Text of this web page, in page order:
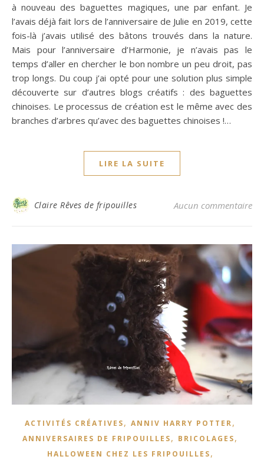
à nouveau des baguettes magiques, une par enfant. Je
l’avais déjà fait lors de l’anniversaire de Julie en 2019, cette
fois-là j’avais utilisé des bâtons trouvés dans la nature.
Mais pour l’anniversaire d’Harmonie, je n’avais pas le
temps d’aller en chercher le bon nombre un peu droit, pas
trop longs. Du coup j’ai opté pour une solution plus simple
découverte sur d’autres blogs créatifs : des baguettes
chinoises. Le processus de création est le même avec des
branches d’arbres qu’avec des baguettes chinoises !…
LIRE LA SUITE
Claire Rêves de fripouilles Aucun commentaire
ACTIVITÉS CRÉATIVES, ANNIV HARRY POTTER,
ANNIVERSAIRES DE FRIPOUILLES, BRICOLAGES,
HALLOWEEN CHEZ LES FRIPOUILLES,